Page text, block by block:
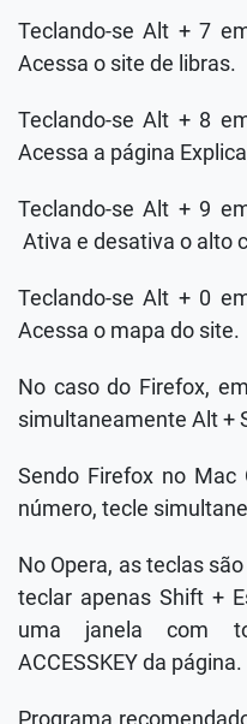
Teclando-se Alt + 7
Acessa o site de libras.
Teclando-se Alt + 8
Acessa a página
Teclando-se Alt + 9
Ativa e desativa o alto
Teclando-se Alt + 0
Acessa o mapa do site.
No caso do Firefox,
simultaneamente Alt +
Sendo Firefox no
número, tecle
No Opera, as teclas
teclar apenas Shift +
uma janela com
ACCESSKEY da página.
Programa